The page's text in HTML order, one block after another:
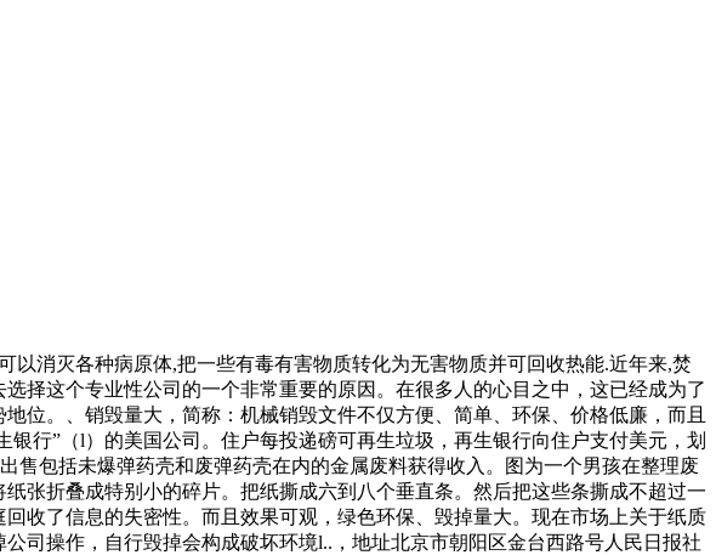
消灭各种病原体,把一些有毒有害物质转化为无害物质并可回收热能.近年来,焚
择这个专业性公司的一个非常重要的原因。在很多人的心目之中，这已经成为了
位。、销毁量大，简称：机械销毁文件不仅方便、简单、环保、价格低廉，而且
行”（l）的美国公司。住户每投递磅可再生垃圾，再生银行向住户支付美元，划
包括未爆弹药壳和废弹药壳在内的金属废料获得收入。图为一个男孩在整理废
折叠成特别小的碎片。把纸撕成六到八个垂直条。然后把这些条撕成不超过一
收了信息的失密性。而且效果可观，绿色环保、毁掉量大。现在市场上关于纸质
司操作，自行毁掉会构成破坏环境l..，地址北京市朝阳区金台西路号人民日报社